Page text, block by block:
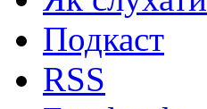
Подкаст
RSS